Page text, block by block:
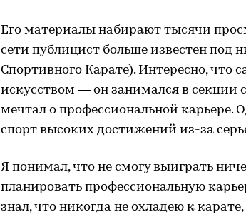
Его материалы набирают тысячи
сети публицист больше известен
Спортивного Карате). Интересно, что
искусством — он занимался в секции
мечтал о профессиональной карьере.
спорт высоких достижений из-за
Я понимал, что не смогу выиграть
планировать профессиональную
знал, что никогда не охладею к